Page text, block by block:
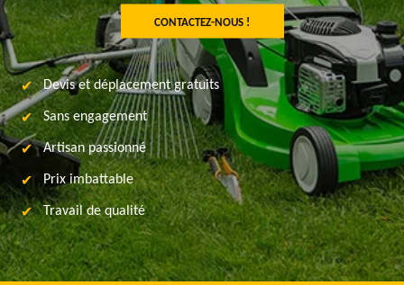
CONTACTEZ-NOUS !
Devis et déplacement gratuits
Sans engagement
Artisan passionné
Prix imbattable
Travail de qualité